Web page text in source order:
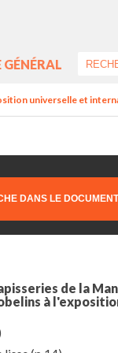
universelle et
DANS LE DOCUMENT
de la
à